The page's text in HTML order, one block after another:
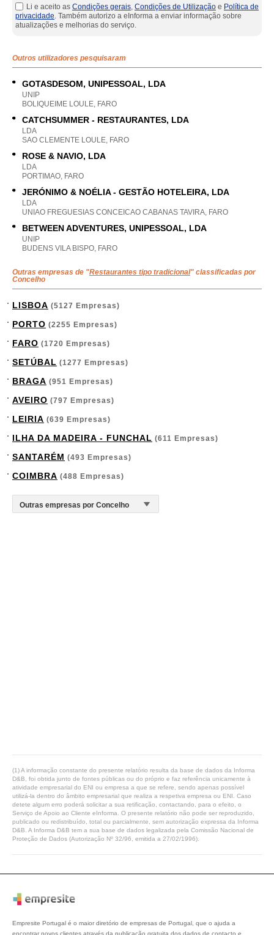
Li e aceito as Condições gerais, Condições de Utilização e Política de
privacidade. Também autorizo a eInforma a enviar informação sobre
atualizações e melhorias do serviço.
Outros utilizadores pesquisaram
GOTASDESOM, UNIPESSOAL, LDA
UNIP
BOLIQUEIME LOULE, FARO
CATCHSUMMER - RESTAURANTES, LDA
LDA
SAO CLEMENTE LOULE, FARO
ROSE & NAVIO, LDA
LDA
PORTIMAO, FARO
JERÓNIMO & NOÉLIA - GESTÃO HOTELEIRA, LDA
LDA
UNIAO FREGUESIAS CONCEICAO CABANAS TAVIRA, FARO
BETWEEN ADVENTURES, UNIPESSOAL, LDA
UNIP
BUDENS VILA BISPO, FARO
Outras empresas de "Restaurantes tipo tradicional" classificadas por
Concelho
LISBOA (5127 Empresas)
PORTO (2255 Empresas)
FARO (1720 Empresas)
SETÚBAL (1277 Empresas)
BRAGA (951 Empresas)
AVEIRO (797 Empresas)
LEIRIA (639 Empresas)
ILHA DA MADEIRA - FUNCHAL (611 Empresas)
SANTARÉM (493 Empresas)
COIMBRA (488 Empresas)
(1) A informação constante do presente relatório resulta da base de dados da Informa
D&B, foi obtida junto de fontes públicas ou do próprio e faz referência unicamente à
atividade empresarial do ENI ou empresa a que se refere, sendo apenas possível
utilizá-la dentro do âmbito empresarial que realiza a respetiva empresa ou ENI. Caso
detete algum erro poderá solicitar a sua retificação, contactando, para o efeito, o
Serviço de Apoio ao Cliente eInforma. O presente relatório não pode ser reproduzido,
publicado ou redistribuído, total ou parcialmente, sem autorização expressa da Informa
D&B. A Informa D&B tem a sua base de dados legalizada pela Comissão Nacional de
Proteção de Dados (Autorização Nº 32/96, emitida a 27/02/1996).
Empresite Portugal é o maior diretório de empresas de Portugal, que o ajuda a